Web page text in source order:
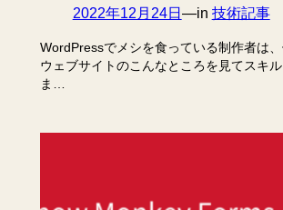
2022年12月24日 —in 技術記事
WordPressでメシを食っている制作者は
ウェブサイトのこんなところを見てスキ
ま…